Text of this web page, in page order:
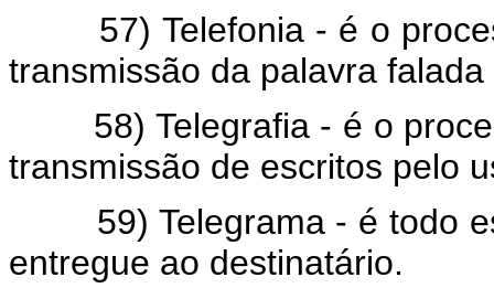
57) Telefonia - é o
transmissão da palavra
58) Telegrafia - é o
transmissão de escritos pelo
59) Telegrama - é todo
entregue ao destinatário.